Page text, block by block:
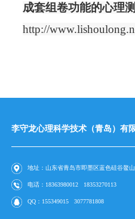
成套组卷功能的心理
http://
李守龙心理科学技术（青岛）有
地址：山东省青岛市即墨区蓝色硅谷鳌
电话： 18363980012 18353270113
QQ： 155349015 3077781808